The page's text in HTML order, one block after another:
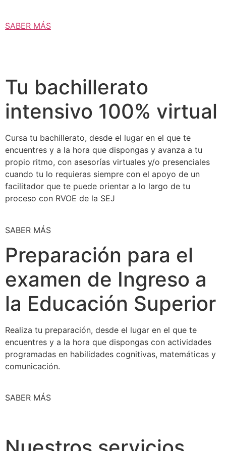
SABER MÁS
Tu bachillerato
intensivo 100% virtual
Cursa tu bachillerato, desde el lugar en el que te
encuentres y a la hora que dispongas y avanza a tu
propio ritmo, con asesorías virtuales y/o presenciales
cuando tu lo requieras siempre con el apoyo de un
facilitador que te puede orientar a lo largo de tu
proceso con RVOE de la SEJ
SABER MÁS
Preparación para el
examen de Ingreso a
la Educación Superior
Realiza tu preparación, desde el lugar en el que te
encuentres y a la hora que dispongas con actividades
programadas en habilidades cognitivas, matemáticas y
comunicación.
SABER MÁS